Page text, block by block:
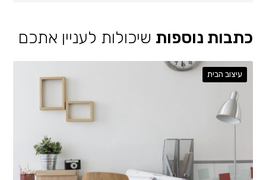
כתבות נוספות שיכולות לעניין אתכם
עיצוב הבית